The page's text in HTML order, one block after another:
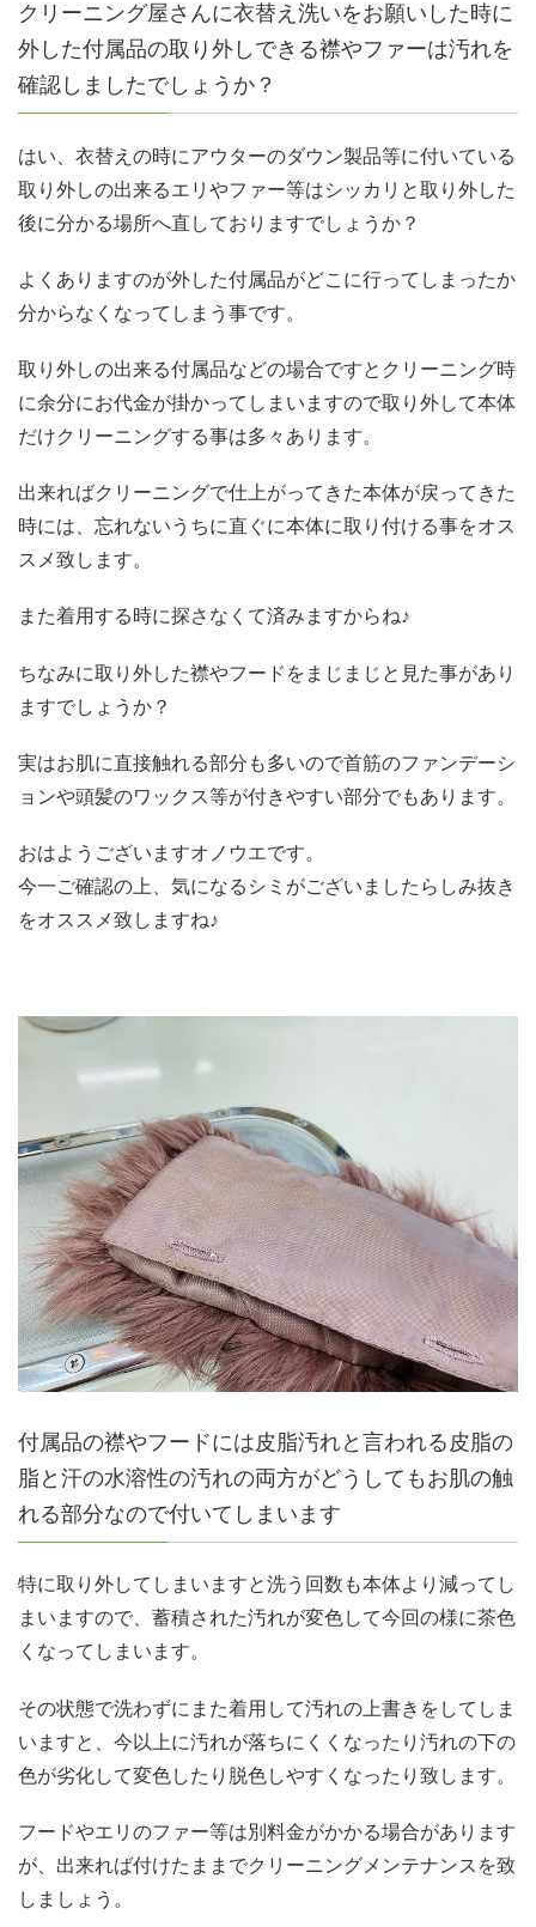
クリーニング屋さんに衣替え洗いをお願いした時に
外した付属品の取り外しできる襟やファーは汚れを
確認しましたでしょうか？
はい、衣替えの時にアウターのダウン製品等に付いている
取り外しの出来るエリやファー等はシッカリと取り外した
後に分かる場所へ直しておりますでしょうか？
よくありますのが外した付属品がどこに行ってしまったか
分からなくなってしまう事です。
取り外しの出来る付属品などの場合ですとクリーニング時
に余分にお代金が掛かってしまいますので取り外して本体
だけクリーニングする事は多々あります。
出来ればクリーニングで仕上がってきた本体が戻ってきた
時には、忘れないうちに直ぐに本体に取り付ける事をオス
スメ致します。
また着用する時に探さなくて済みますからね♪
ちなみに取り外した襟やフードをまじまじと見た事があり
ますでしょうか？
実はお肌に直接触れる部分も多いので首筋のファンデーシ
ョンや頭髪のワックス等が付きやすい部分でもあります。
おはようございますオノウエです。
今一ご確認の上、気になるシミがございましたらしみ抜き
をオススメ致しますね♪
付属品の襟やフードには皮脂汚れと言われる皮脂の
脂と汗の水溶性の汚れの両方がどうしてもお肌の触
れる部分なので付いてしまいます
特に取り外してしまいますと洗う回数も本体より減ってし
まいますので、蓄積された汚れが変色して今回の様に茶色
くなってしまいます。
その状態で洗わずにまた着用して汚れの上書きをしてしま
いますと、今以上に汚れが落ちにくくなったり汚れの下の
色が劣化して変色したり脱色しやすくなったり致します。
フードやエリのファー等は別料金がかかる場合があります
が、出来れば付けたままでクリーニングメンテナンスを致
しましょう。